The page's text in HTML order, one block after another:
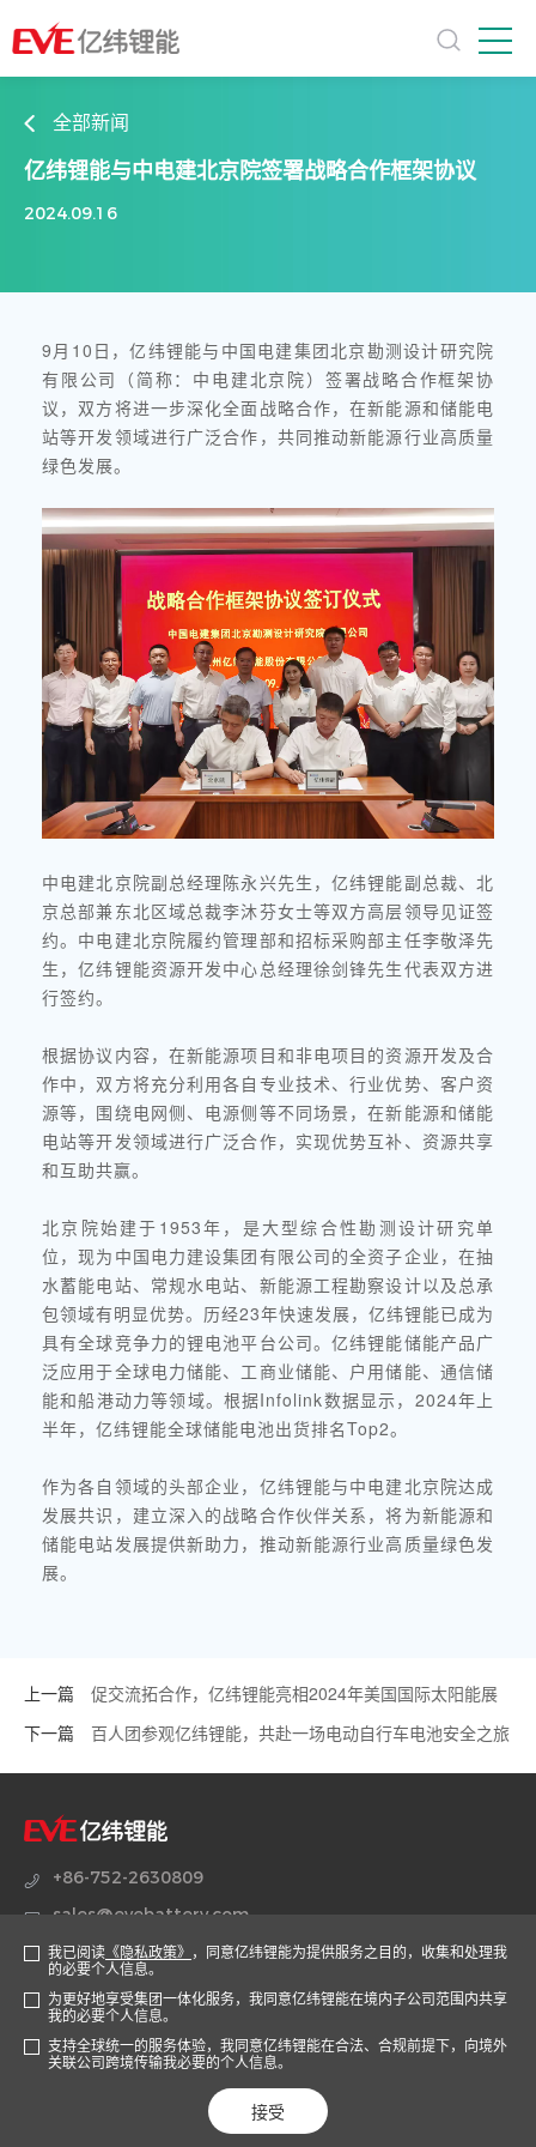
全部新闻
亿纬锂能与中电建北京院签署战略合作框架协议
2024.09.16
9月10日，亿纬锂能与中国电建集团北京勘测设计研究院
有限公司（简称：中电建北京院）签署战略合作框架协
议，双方将进一步深化全面战略合作，在新能源和储能电
站等开发领域进行广泛合作，共同推动新能源行业高质量
绿色发展。
中电建北京院副总经理陈永兴先生，亿纬锂能副总裁、北
京总部兼东北区域总裁李沐芬女士等双方高层领导见证签
约。中电建北京院履约管理部和招标采购部主任李敬泽先
生，亿纬锂能资源开发中心总经理徐剑锋先生代表双方进
行签约。
根据协议内容，在新能源项目和非电项目的资源开发及合
作中，双方将充分利用各自专业技术、行业优势、客户资
源等，围绕电网侧、电源侧等不同场景，在新能源和储能
电站等开发领域进行广泛合作，实现优势互补、资源共享
和互助共赢。
北京院始建于1953年，是大型综合性勘测设计研究单
位，现为中国电力建设集团有限公司的全资子企业，在抽
水蓄能电站、常规水电站、新能源工程勘察设计以及总承
包领域有明显优势。历经23年快速发展，亿纬锂能已成为
具有全球竞争力的锂电池平台公司。亿纬锂能储能产品广
泛应用于全球电力储能、工商业储能、户用储能、通信储
能和船港动力等领域。根据Infolink数据显示，2024年上
半年，亿纬锂能全球储能电池出货排名Top2。
作为各自领域的头部企业，亿纬锂能与中电建北京院达成
发展共识，建立深入的战略合作伙伴关系，将为新能源和
储能电站发展提供新助力，推动新能源行业高质量绿色发
展。
上一篇
促交流拓合作，亿纬锂能亮相2024年美国国际太阳能展
RE+
下一篇 百人团参观亿纬锂能，共赴一场电动自行车电池安全之旅
+86-752-2630809
sales@evebattery.com
广东省惠州市仲恺高新区惠风七路38号
版权所有©惠州亿纬锂能股份有限公司粤ICP备07510384号
我已阅读 《隐私政策》 ，同意亿纬锂能为提供服务之目的，收集和处理我
的必要个人信息。
为更好地享受集团一体化服务，我同意亿纬锂能在境内子公司范围内共享
我的必要个人信息。
支持全球统一的服务体验，我同意亿纬锂能在合法、合规前提下，向境外
关联公司跨境传输我必要的个人信息。
接受